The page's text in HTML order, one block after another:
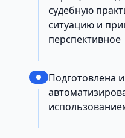
судебную
ситуацию и
перспективное
Подготовлена